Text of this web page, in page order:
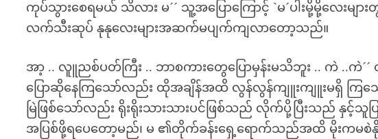
ကုပ်သွားစေရမယ် သိလား မ´´ သူ့အပြောကြောင့် `မ´ပါးမို့မို့လေးမျာ
လက်သီးဆုပ် နုနုလေးများအဆက်မပျက်ကျလာတော့သည်။
အာ့ .. လူူညစ်ပတ်ကြီး .. ဘာစကားတွေပြောမှန်းမသိဘူး .. ကဲ ..ကဲ
ပြောဆိုနေကြသော်လည်း ထိုအချိန်အထိ လွန်လွန်ကျူးကျူးမရှိ ကြသေ
မြဲဖြစ်သော်လည်း ရိုးရိုးသားသားပင်ဖြစ်သည် လိုက်ပို့ပြီးသည် နှ
အပြစ်ဖို့ရပေတော့မည်၊ မ ၏တိုက်ခန်းရှေ့ရောက်သည်အထိ မိုးကမ